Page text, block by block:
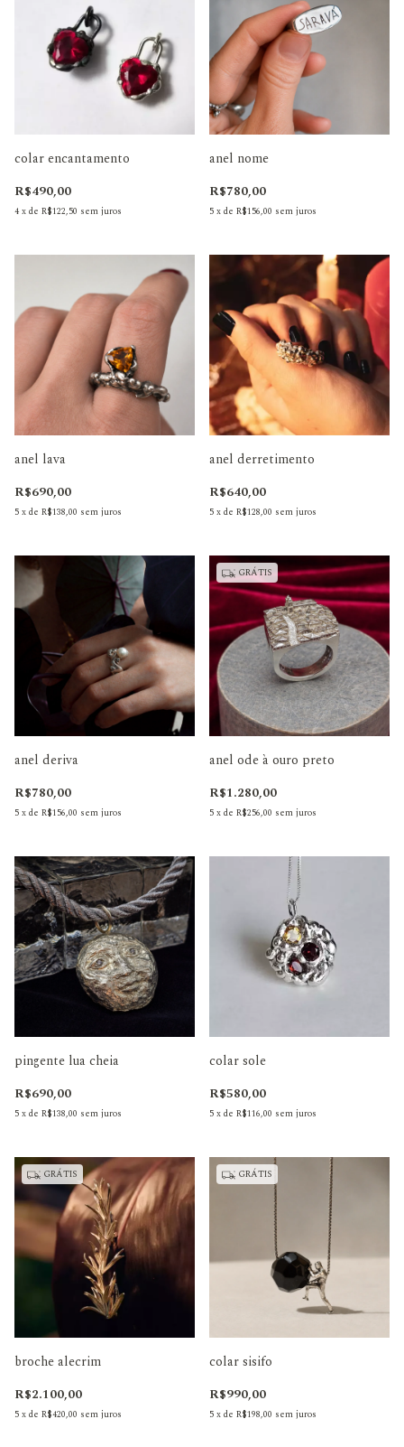
colar encantamento
R$490,00
4xde R$122,50 sem juros
anel nome
R$780,00
5xde R$156,00 sem juros
anel lava
R$690,00
5xde R$138,00 sem juros
anel derretimento
R$640,00
5xde R$128,00 sem juros
anel deriva
R$780,00
5xde R$156,00 sem juros
GRÁTIS
anel ode à ouro preto
R$1.280,00
5xde R$256,00 sem juros
pingente lua cheia
R$690,00
5xde R$138,00 sem juros
colar sole
R$580,00
5xde R$116,00 sem juros
GRÁTIS
broche alecrim
R$2.100,00
5xde R$420,00 sem juros
GRÁTIS
colar sisifo
R$990,00
5xde R$198,00 sem juros